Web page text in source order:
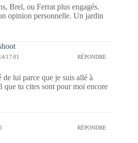
Brel, ou Ferrat plus engagés.
opinion personnelle. Un jardin
17:01 RÉPONDRE
de lui parce que je suis allé à
que tu cites sont pour moi encore
RÉPONDRE